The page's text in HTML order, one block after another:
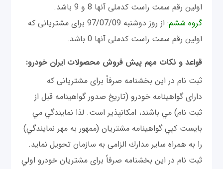
اولين رقم سمت راست كدملی آنها 8 و 9 باشد.
گروه ششم:
از روز دوشنبه 97/07/09 برای مشتريانی كه
اولين رقم سمت راست كدملی آنها 0 باشد.
قواعد و نكات مهم پیش فروش محصولات ایران خودرو:
ثبت نام در اين بخشنامه صرفاً برای مشتريانی كه
دارای گواهينامه خودرو (تاريخ صدور گواهينامه قبل از
ثبت نام) مي باشند، امكانپذير است. لذا نمايندگي مي
بايست كپي گواهينامه مشتريان (ممهور به مهر نمايندگي)
را به همراه ساير مدارك الزامی به سازمان تحويل نمايد.
ثبت نام در اين بخشنامه صرفاً برای مشتريان خودرو اولي